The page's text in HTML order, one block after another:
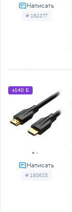
# 182277
# 180635
+140 Б